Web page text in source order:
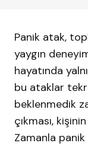
Panik atak,
yaygın
hayatında
bu ataklar
beklenmedik
çıkması,
Zamanla